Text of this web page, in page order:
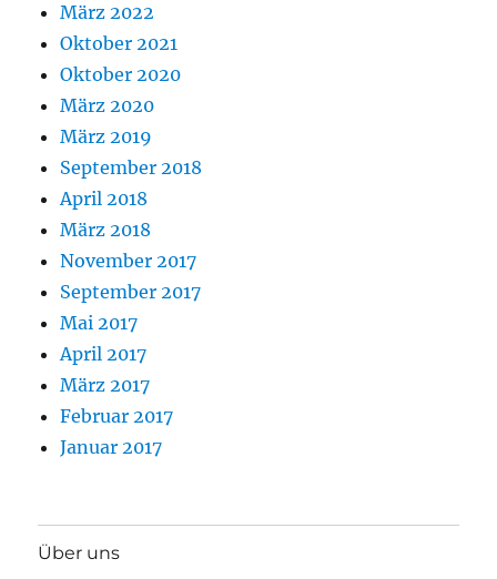
März 2022
Oktober 2021
Oktober 2020
März 2020
März 2019
September 2018
April 2018
März 2018
November 2017
September 2017
Mai 2017
April 2017
März 2017
Februar 2017
Januar 2017
Über uns